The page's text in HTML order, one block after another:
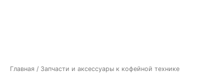
Главная / Запчасти и аксессуары к кофейной технике